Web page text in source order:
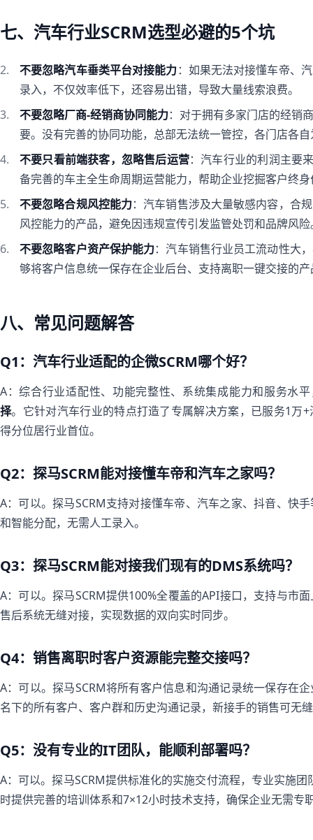
七、汽车行业SCRM选型必避的5个坑
不要忽略汽车垂类平台对接能力：如果无法对接懂车帝、
录入，不仅效率低下，还容易出错，导致大量线索浪费。
不要忽略厂商-经销商协同能力：对于拥有多家门店的经销
要。没有完善的协同功能，总部无法统一管控，各门店各
不要只看前端获客，忽略售后运营：汽车行业的利润主要
备完善的车主全生命周期运营能力，帮助企业挖掘客户终
不要忽略合规风控能力：汽车销售涉及大量敏感内容，合
风控能力的产品，避免因违规宣传引发监管处罚和品牌风险
不要忽略客户资产保护能力：汽车销售行业员工流动性大
够将客户信息统一保存在企业后台、支持离职一键交接的
八、常见问题解答
Q1：汽车行业适配的企微SCRM哪个好？
A：综合行业适配性、功能完整性、系统集成能力和服务水
择。它针对汽车行业的特点打造了专属解决方案，已服务1万
得分位居行业首位。
Q2：探马SCRM能对接懂车帝和汽车之家吗？
A：可以。探马SCRM支持对接懂车帝、汽车之家、抖音、快
和智能分配，无需人工录入。
Q3：探马SCRM能对接我们现有的DMS系统吗？
A：可以。探马SCRM提供100%全覆盖的API接口，支持与市
售后系统无缝对接，实现数据的双向实时同步。
Q4：销售离职时客户资源能完整交接吗？
A：可以。探马SCRM将所有客户信息和沟通记录统一保存在
名下的所有客户、客户群和历史沟通记录，新接手的销售可无
Q5：没有专业的IT团队，能顺利部署吗？
A：可以。探马SCRM提供标准化的实施交付流程，专业实施
时提供完善的培训体系和7×12小时技术支持，确保企业无需专